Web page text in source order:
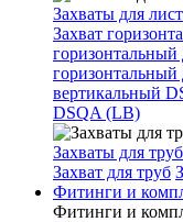
Захваты для
Захват
вертикальный
DSQA (LB)
Захваты для
Захват для труб
Фитинги и
Фитинги и